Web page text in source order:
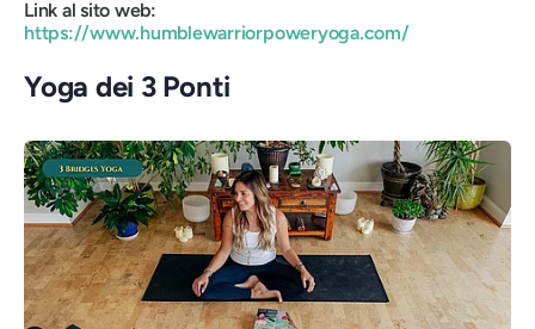
Link al sito web:
https://www.humblewarriorpoweryoga.com/
Yoga dei 3 Ponti